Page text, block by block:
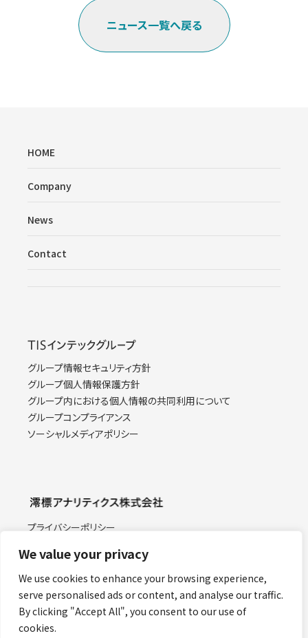
We value your privacy
We use cookies to enhance your browsing experience,
serve personalised ads or content, and analyse our traffic.
By clicking "Accept All", you consent to our use of
cookies.
ニュース一覧へ戻る
HOME
Company
News
Contact
グループ情報セキュリティ方針
グループ個人情報保護方針
グループ内における個人情報の共同利用について
グループコンプライアンス
ソーシャルメディアポリシー
プライバシーポリシー
特定個人情報取り扱い方針
当サイトのご利用にあたって
Facebook
労務費の適正な転嫁に関する指針